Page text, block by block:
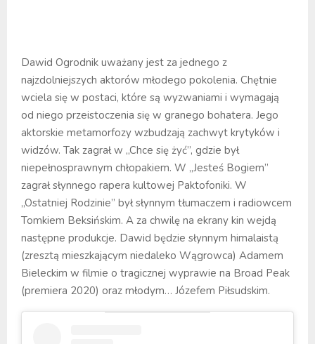
Dawid Ogrodnik uważany jest za jednego z
najzdolniejszych aktorów młodego pokolenia. Chętnie
wciela się w postaci, które są wyzwaniami i wymagają
od niego przeistoczenia się w granego bohatera. Jego
aktorskie metamorfozy wzbudzają zachwyt krytyków i
widzów. Tak zagrał w „Chce się żyć”, gdzie był
niepełnosprawnym chłopakiem. W „Jesteś Bogiem”
zagrał słynnego rapera kultowej Paktofoniki. W
„Ostatniej Rodzinie” był słynnym tłumaczem i radiowcem
Tomkiem Beksińskim. A za chwilę na ekrany kin wejdą
następne produkcje. Dawid będzie słynnym himalaistą
(zresztą mieszkającym niedaleko Wągrowca) Adamem
Bieleckim w filmie o tragicznej wyprawie na Broad Peak
(premiera 2020) oraz młodym… Józefem Piłsudskim.